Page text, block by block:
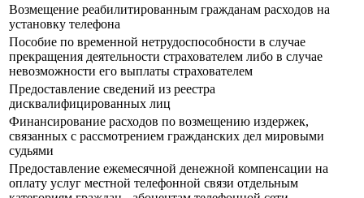
Возмещение реабилитированным гражданам расходов на
установку телефона
Пособие по временной нетрудоспособности в случае
прекращения деятельности страхователем либо в случае
невозможности его выплаты страхователем
Предоставление сведений из реестра
дисквалифицированных лиц
Финансирование расходов по возмещению издержек,
связанных с рассмотрением гражданских дел мировыми
судьями
Предоставление ежемесячной денежной компенсации на
оплату услуг местной телефонной связи отдельным